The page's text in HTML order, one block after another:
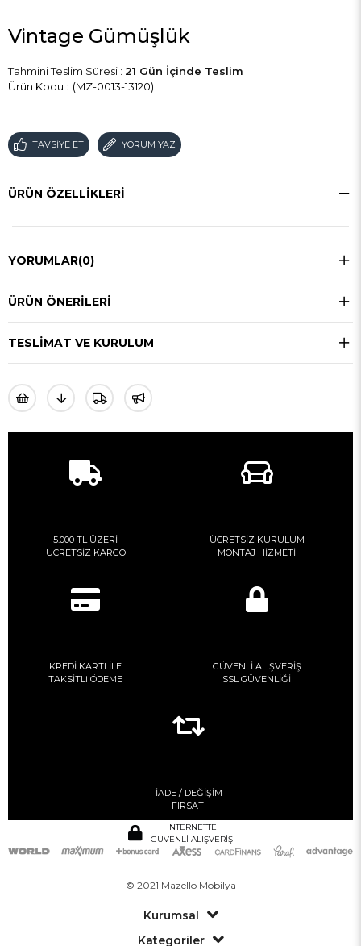
Vintage Gümüşlük
Tahmini Teslim Süresi : 21 Gün İçinde Teslim
(MZ-0013-13120)
TAVSIYE ET YORUM YAZ
ÜRÜN ÖZELLIKLERI
YORUMLAR(0)
ÜRÜN ÖNERILERI
TESLIMAT VE KURULUM
5.000 TL ÜZERİ
ÜCRETSİZ KARGO
ÜCRETSİZ KURULUM
MONTAJ HİZMETİ
KREDİ KARTI İLE
TAKSİTLi ÖDEME
GÜVENLİ ALIŞVERİŞ
SSL GÜVENLİĞİ
İADE / DEĞİŞİM
FIRSATI
İNTERNETTE
GÜVENLİ ALIŞVERİŞ
© 2021 Mazello Mobilya
Kurumsal
Kategoriler